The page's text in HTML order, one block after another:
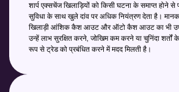
शार्प एक्सचेंज खिलाड़ियों को किसी घटना के समाप्त होने
सुविधा के साथ खुले दांव पर अधिक नियंत्रण देता है।
खिलाड़ी आंशिक कैश आउट और ऑटो कैश आउट का भी
उन्हें लाभ सुरक्षित करने, जोखिम कम करने या चुनिंदा शर्तों
रूप से ट्रेड को प्रबंधित करने में मदद मिलती है।